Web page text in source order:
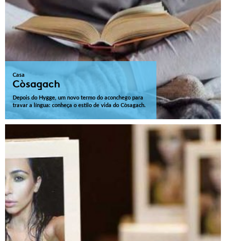
Casa
Còsagach
Depois do Hygge, um novo termo do aconchego para
travar a língua: conheça o estilo de vida do Còsagach.